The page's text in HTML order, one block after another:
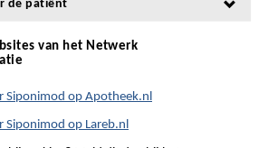
de patiënt
van het Netwerk
Siponimod op Apotheek.nl
Siponimod op Lareb.nl